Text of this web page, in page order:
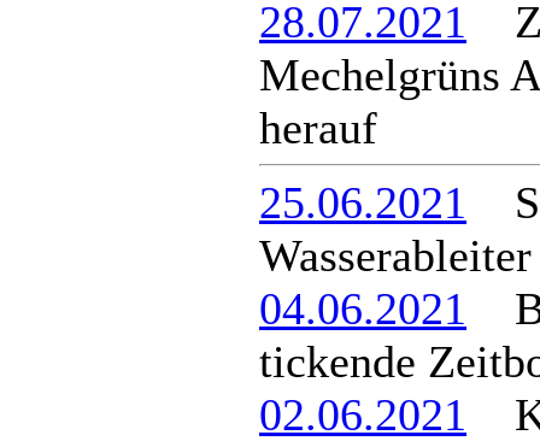
28.07.2021
Mechelgrüns
herauf
25.06.2021
Wasserableiter
04.06.2021
tickende
02.06.2021